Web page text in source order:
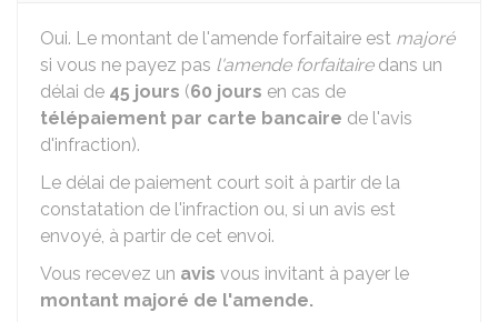
Oui. Le montant de l'amende forfaitaire est majoré
si vous ne payez pas l'amende forfaitairedans un
délai de 45 jours (60 jours en cas de
télépaiement par carte bancaire de l'avis
d'infraction).
Le délai de paiement court soit à partir de la
constatation de l'infraction ou, si un avis est
envoyé, à partir de cet envoi.
Vous recevez un avis vous invitant à payer le
montant majoré de l'amende.